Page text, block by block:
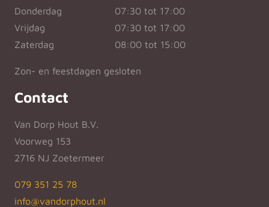
Donderdag
07:30 tot 17:00
Vrijdag
07:30 tot 17:00
Zaterdag
08:00 tot 15:00
Zon- en feestdagen gesloten
Contact
Van Dorp Hout B.V.
Voorweg 153
2716 NJ Zoetermeer
079 351 25 78
info@vandorphout.nl